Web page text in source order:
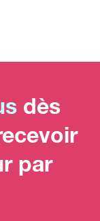
dès
par